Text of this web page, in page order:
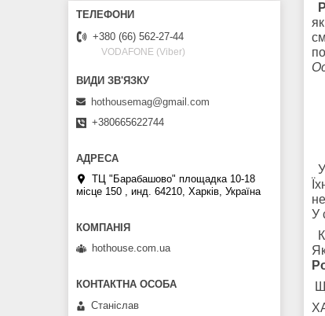
У
+380 (66) 562-27-44
VODAFONE (Viber)
hothousemag@gmail.com
+380665622744
ТЦ "Барабашово" площадка 10-18
місце 150 , инд. 64210, Харків, Україна
hothouse.com.ua
Станіслав